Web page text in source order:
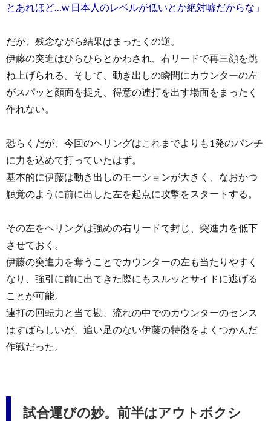
とあれほど…w 日本人のレベルが低いとか絶対嘘だからな」
だが、残念ながら結果はまったくの逆。
伊藤の突進はひらひらとかわされ、右リードで再三顔を跳
ね上げられる。そして、動き出しの瞬間にカウンターの左
がスパッと顔面を捉え、得意の連打を出す場面をまったく
作れない。
恐らくだが、今回のヘリングはこれまでよりも1発のパンチ
に力を込めて打っていたはず。
基本的に伊藤は動き出しのモーションが大きく、なおかつ
触覚のように前に出した左を起点に攻撃をスタートする。
その左をヘリングは強めの右リードで封じ、突進力を低下
させておく。
伊藤の突進力を奪うことでカウンターの左も当たりやすく
なり、強引に前に出てきた際にもスルッとサイドに逃げる
ことが可能。
連打の回転力と当て勘、流れの中でのカウンターのセンス
はすばらしいが、追い足のない伊藤の特徴をよくつかんだ
作戦だった。
試合運びの妙。前半はアウトボクシ